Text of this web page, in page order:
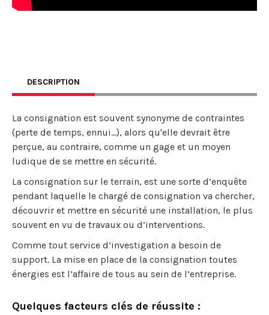
DESCRIPTION
La consignation est souvent synonyme de contraintes
(perte de temps, ennui...), alors qu'elle devrait être
perçue, au contraire, comme un gage et un moyen
ludique de se mettre en sécurité.
La consignation sur le terrain, est une sorte d’enquête
pendant laquelle le chargé de consignation va chercher,
découvrir et mettre en sécurité une installation, le plus
souvent en vu de travaux ou d’interventions.
Comme tout service d’investigation a besoin de
support. La mise en place de la consignation toutes
énergies est l’affaire de tous au sein de l’entreprise.
Quelques facteurs clés de réussite :